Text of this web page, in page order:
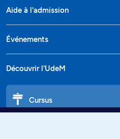
Aide à l'admission
Événements
Découvrir l'UdeM
Cursus